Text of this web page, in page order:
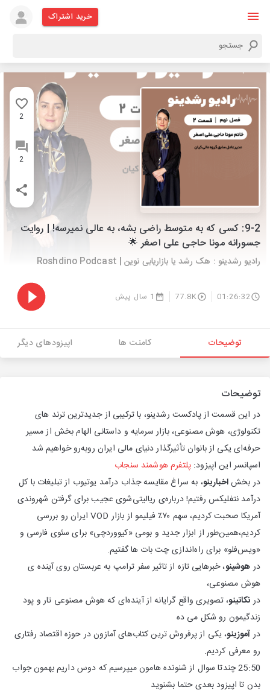
خرید اشتراک
2
2
9-2: کسی که به متوسط راضی بشه، به عالی نمیرسه! | روایت
جسورانه مونا حاجی علی‌ اصغر 🌟
رادیو رشدینو : هک رشد یا بازاریابی نوین | Roshdino Podcast
01:26:32
77.8K 1 سال پیش
توضیحات کامنت ها اپیزودهای دیگر
توضیحات
در این قسمت از پادکست رشدینو، با ترکیبی از جدیدترین ترند های
تکنولوژی، هوش مصنوعی، بازار سرمایه و داستانی الهام‌ بخش از مسیر
حرفه‌ای یکی از بانوان تأثیرگذار دنیای مالی ایران روبه‌رو خواهیم شد
اسپانسر این اپیزود:پلتفرم هوشمند سنجاب
در بخشاخبارینو، به سراغ مقایسه جذاب درآمد یوتیوب از تبلیغات با کل
درآمد نتفلیکس رفتیم! درباره‌ی ریالیتی‌شوی عجیب برای گرفتن شهروندی
آمریکا صحبت کردیم، سهم ۷۰٪ فیلیمو از بازار VOD ایران رو بررسی
کردیم،همین‌طور از ابزار جدید و بومی «کیووردچی» برای سئوی فارسی و
«ویس‌فلو» برای راه‌اندازی چت‌ بات‌ ها گفتیم.
درهوشینو، خبرهایی تازه از تاثیر سفر ترامپ به عربستان روی آینده‌ ی
هوش مصنوعی،
درنکاتینو، تصویری واقع‌ گرایانه از آینده‌ای که هوش مصنوعی تار و پود
زندگیمون رو شکل می‌ ده
درآموزینو، یکی از پرفروش‌ ترین کتاب‌های آمازون در حوزه اقتصاد رفتاری
رو معرفی کردیم.
25:50 چندتا سوال از شنونده هامون میپرسیم که دوس داریم بهمون جواب
بدن تا اپیزود بعدی حتما بشنوید